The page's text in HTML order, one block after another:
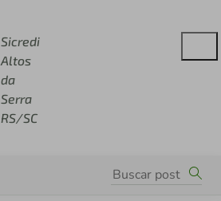
Sicredi
Altos
da
Serra
RS/SC